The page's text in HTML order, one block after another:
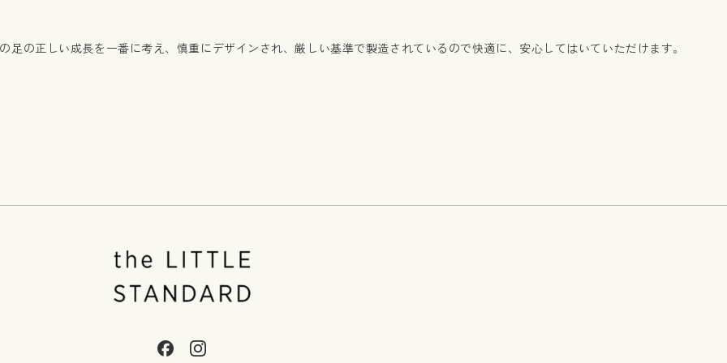
の正しい成長を一番に考え、慎重にデザインされ、厳しい基準で製造されているので快適に、安心してはいていただけます。